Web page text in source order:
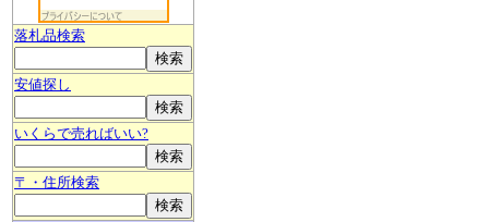
落札品検索
安値探し
いくらで売ればいい?
〒・住所検索